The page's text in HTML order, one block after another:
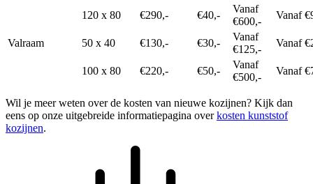
120 x 80 €290,- €40,-
Vanaf
€600,-
Vanaf
Valraam 50 x 40 €130,- €30,-
Vanaf
€125,-
Vanaf
100 x 80 €220,- €50,-
Vanaf
€500,-
Vanaf
Wil je meer weten over de kosten van nieuwe kozijnen? Kijk dan
eens op onze uitgebreide informatiepagina overkosten kunststof
kozijnen.